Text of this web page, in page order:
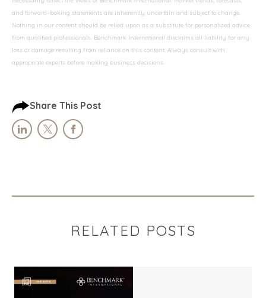
and forward-looking statements are inherently uncertain and subject to change.
Nothing in our content should be relied upon as a substitute for personalized advice
from qualified professionals. Benchmark International disclaims all liability for any
loss or damage resulting from reliance on this content. Always consult with
appropriate experts before making business decisions.
Share This Post
RELATED POSTS